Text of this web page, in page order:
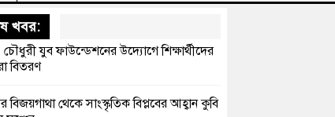
খবর:
যুব ফাউন্ডেশনের উদ্যোগে শিক্ষার্থীদের
বিতরণ
বিজয়গাথা থেকে সাংস্কৃতিক বিপ্লবের আহ্বান কুবি